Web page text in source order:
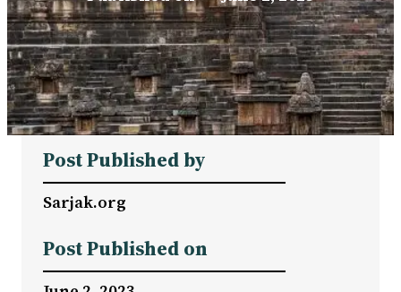
Post Published by
Sarjak.org
Post Published on